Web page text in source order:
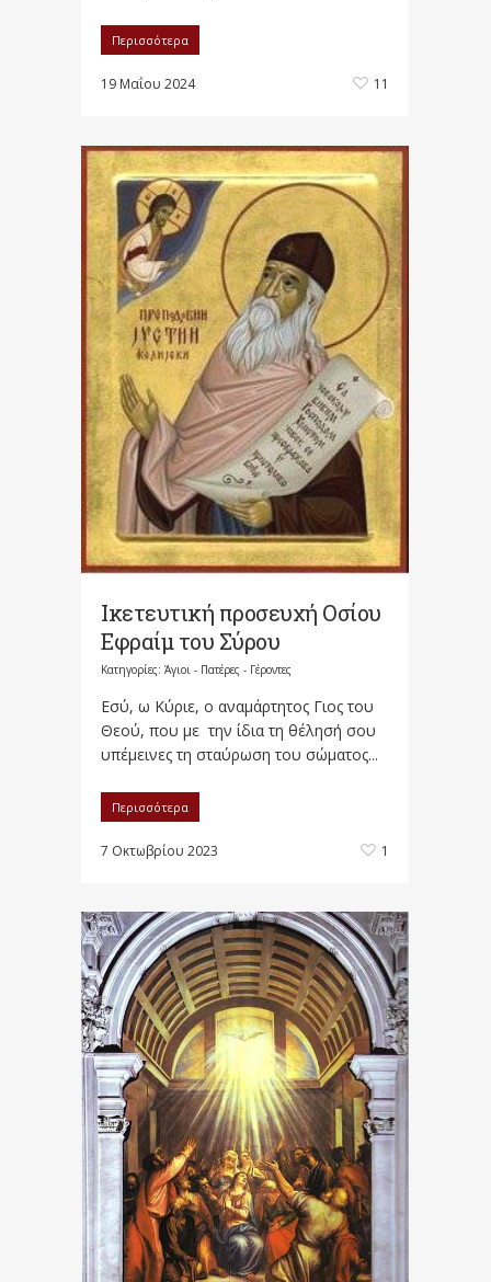
Περισσότερα
19 Μαΐου 2024 11
Ικετευτική προσευχή Οσίου
Εφραίμ του Σύρου
Κατηγορίες: Άγιοι - Πατέρες - Γέροντες
Εσύ, ω Κύριε, ο αναμάρτητος Γιος του
Θεού, που με την ίδια τη θέλησή σου
υπέμεινες τη σταύρωση του σώματος...
Περισσότερα
7 Οκτωβρίου 2023 1